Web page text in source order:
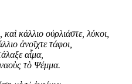
κάλλιο οὐρλιάστε, λύκοι,
ἀνοῖχτε τάφοι,
αἷμα,
τὸ Ψέμμα.